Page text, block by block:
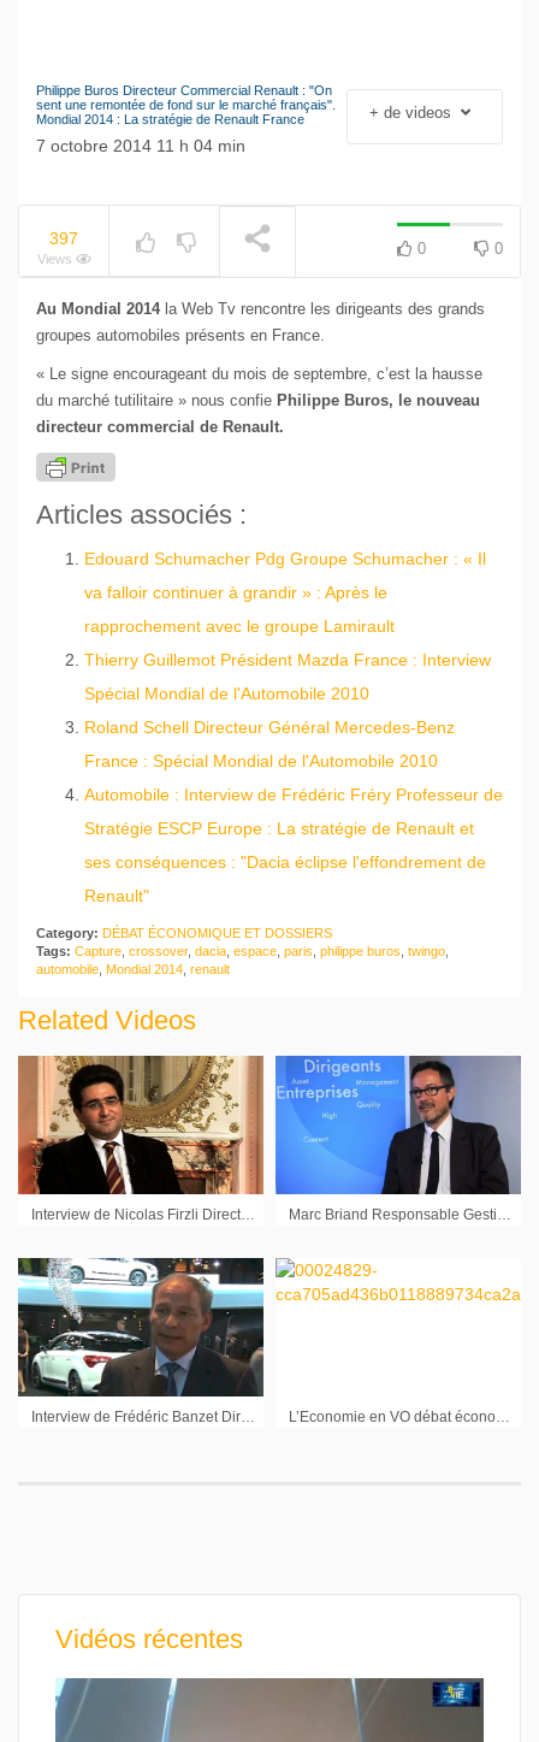
NOW PLAYING
Le séisme industriel
Volkswagen
Philippe Buros Directeur Commercial Renault : "On
sent une remontée de fond sur le marché français".
Mondial 2014 : La stratégie de Renault France
7 octobre 2014 11 h 04 min
+ de videos
397
Views
0 0
Au Mondial 2014la Web Tv rencontre les dirigeants des grands
groupes automobiles présents en France.
« Le signe encourageant du mois de septembre, c’est la hausse
du marché tutilitaire » nous confie Philippe Buros, le nouveau
directeur commercial de Renault.
Articles associés :
Edouard Schumacher Pdg Groupe Schumacher : « Il
va falloir continuer à grandir » : Après le
rapprochement avec le groupe Lamirault
Thierry Guillemot Président Mazda France : Interview
Spécial Mondial de l'Automobile 2010
Roland Schell Directeur Général Mercedes-Benz
France : Spécial Mondial de l'Automobile 2010
Automobile : Interview de Frédéric Fréry Professeur de
Stratégie ESCP Europe : La stratégie de Renault et
ses conséquences : "Dacia éclipse l'effondrement de
Renault"
Category: DÉBAT ÉCONOMIQUE ET DOSSIERS
Tags: Capture crossover, dacia espace paris philippe buros twingo
automobile Mondial 2014 renault
Related Videos
Interview de Nicolas Firzli Directeur Général World Pensions Council Marc Briand Responsable Gestion Taux Mirova : « Le marché des obligations vertes est un marché nouveau et important »
Vidéos récentes